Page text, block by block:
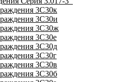
3С30к
3С30и
3С30ж
3С30е
3С30д
3С30г
3С30в
3С30б